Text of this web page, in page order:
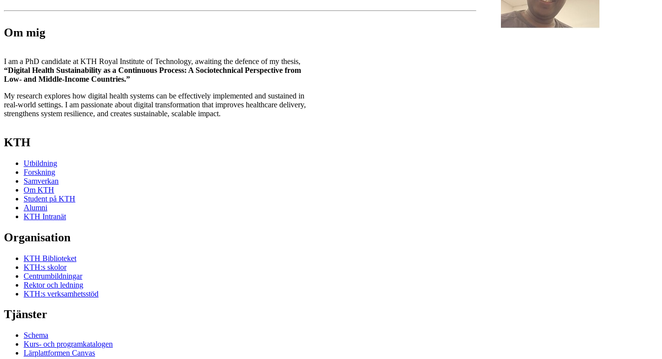
Om mig
I am a PhD candidate at KTH Royal Institute of Technology, awaiting the defence of my thesis,
“Digital Health Sustainability as a Continuous Process: A Sociotechnical Perspective from
Low- and Middle-Income Countries.”
My research explores how digital health systems can be effectively implemented and sustained in
real-world settings. I am passionate about digital transformation that improves healthcare delivery,
strengthens system resilience, and creates sustainable, scalable impact.
KTH
Utbildning
Forskning
Samverkan
Om KTH
Student på KTH
Alumni
KTH Intranät
Organisation
KTH Biblioteket
KTH:s skolor
Centrumbildningar
Rektor och ledning
KTH:s verksamhetsstöd
Tjänster
Schema
Kurs- och programkatalogen
Lärplattformen Canvas